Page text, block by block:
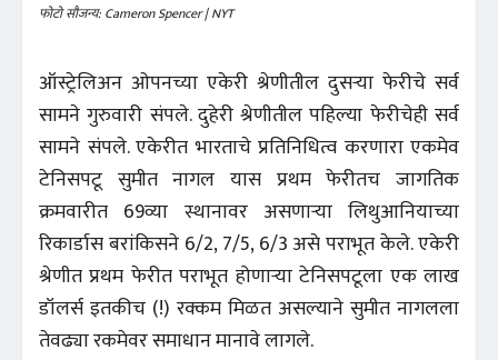
फोटो सौजन्य: Cameron Spencer | NYT
ऑस्ट्रेलिअन ओपनच्या एकेरी श्रेणीतील दुसऱ्या फेरीचे सर्व
सामने गुरुवारी संपले. दुहेरी श्रेणीतील पहिल्या फेरीचेही सर्व
सामने संपले. एकेरीत भारताचे प्रतिनिधित्व करणारा एकमेव
टेनिसपटू सुमीत नागल यास प्रथम फेरीतच जागतिक
क्रमवारीत 69व्या स्थानावर असणाऱ्या लिथुआनियाच्या
रिकार्डास बरांकिसने 6/2, 7/5, 6/3 असे पराभूत केले. एकेरी
श्रेणीत प्रथम फेरीत पराभूत होणाऱ्या टेनिसपटूला एक लाख
डॉलर्स इतकीच (!) रक्कम मिळत असल्याने सुमीत नागलला
तेवढ्या रकमेवर समाधान मानावे लागले.